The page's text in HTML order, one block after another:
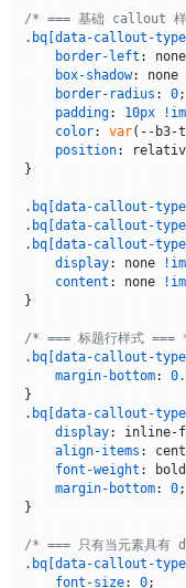
        {
command
:
icon
:
color:
        },
        {
command :
color
        },
        {
command :
icon:
        },
        {
command :
icon
color :
        }
    ];
// 菜单状态管理
let
let
/* === 基础 callout 样
.bq[data-callout-type]
border-left : none
box-shadow: none
border-radius : 0;
padding: 10px
color: var(--b3-
position:
}
.bq[data-callout-type]
.bq[data-callout-type]
.bq[data-callout-type]
display: none
content : none
}
/* === 标题行样式 ===
.bq[data-callout-type]
margin-bottom:
.bq[data-callout-type]
display: inline-
align-items :
font-weight :
margin-bottom: 0;
}
/* === 只有当元素具
.bq[data-callout-type]
font-size: 0;